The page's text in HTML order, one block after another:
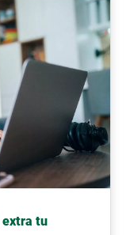
extra tu